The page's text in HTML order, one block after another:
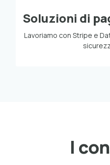
Soluzioni di
Lavoriamo con Stripe e
I